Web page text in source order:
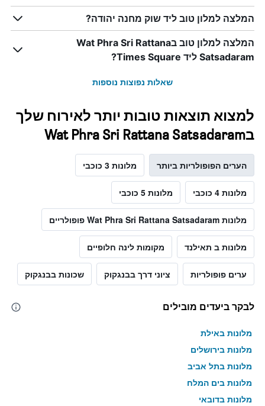
המלצה למלון טוב ליד שוק מחנה יהודה?
המלצה למלון טוב בWat Phra Sri Rattana
Satsadaram ליד Times Square?
שאלות נפוצות נוספות
למצוא תוצאות טובות יותר לאירוח שלך
בWat Phra Sri Rattana Satsadaram
הערים הפופולריות ביותר מלונות 3 כוכבי
מלונות 4 כוכבי מלונות 5 כוכבי
מלונות Wat Phra Sri Rattana Satsadaram פופולריים
מלונות ב תאילנד מקומות לינה חלופיים
ערים פופולריות ציוני דרך בבנגקוק שכונות בבנגקוק
לבקר ביעדים מובילים
מלונות באילת
מלונות בירושלים
מלונות בתל אביב
מלונות בים המלח
מלונות בדובאי